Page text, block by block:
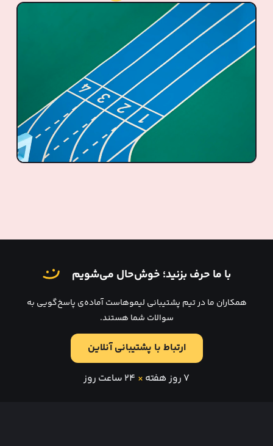
با ما حرف بزنید؛ خوش‌حال می‌شویم
همکاران ما در تیم پشتیبانی لیموهاست آماده‌ی پاسخ‌گویی به
سوالات شما هستند.
ارتباط با پشتیبانی آنلاین
۷ روز هفته
×